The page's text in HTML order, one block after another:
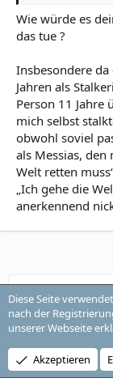
Wie würde es
das tue ?
Insbesondere
Jahren als
Person 11 Jahre
mich selbst
obwohl soviel
als Messias, den
Welt retten
„Ich gehe die
anerkennend
Du musst
Ähnliche
Diese Seite
nach der
unserer Webseite
Akzeptieren